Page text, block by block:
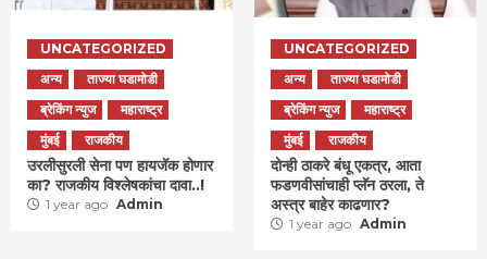
UNCATEGORIZED
अन्य
ताज्या घडामोडी
ब्रेकिंग न्युज
महाराष्ट्र
मुंबई
राजकीय
उरलीसुरली सेना पण हायजॅक होणार
का? राजकीय विश्लेषकांचा दावा..!
1 year ago Admin
UNCATEGORIZED
अन्य
ताज्या घडामोडी
ब्रेकिंग न्युज
महाराष्ट्र
मुंबई
राजकीय
दोन्ही ठाकरे बंधू एकत्र, आता
फडणवीसांचाही प्लॅन ठरला, ते
अस्त्र बाहेर काढणार?
1 year ago Admin